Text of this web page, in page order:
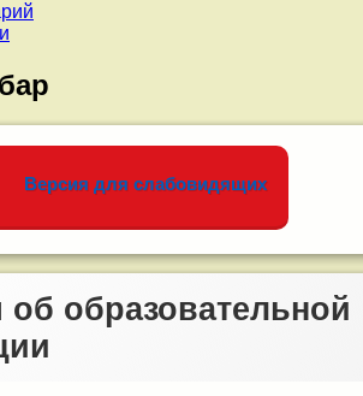
в
чемпионате
BabySkilss-
2022
Версия для слабовидящих
образовательной